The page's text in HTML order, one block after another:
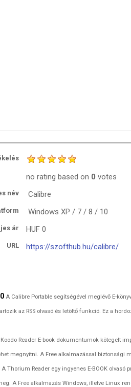
no rating based on 0 votes
név Calibre
Windows XP / 7 / 8 / 10
ár HUF 0
URL https://szofthub.hu/calibre/
A Calibre Portable segítségével meglévő E-
az RSS olvasó és letöltő funkció. Ez a
Reader E-book dokumentumok kötegelt
megnyitni. A Free alkalmazással biztonsági
A Thorium Reader egy ingyenes E-BOOK olvasó
A Free alkalmazás Windows, illetve Linux